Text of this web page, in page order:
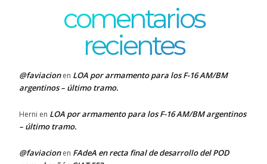
comentarios
recientes
@faviacionen LOA por armamento para los F-16 AM/BM
argentinos – último tramo.
Herni en LOA por armamento para los F-16 AM/BM argentinos
– último tramo.
@faviacionen FAdeA en recta final de desarrollo del POD